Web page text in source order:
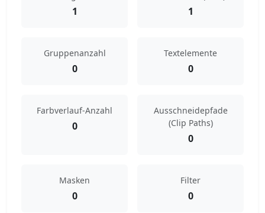
1 1
Gruppenanzahl
0
Textelemente
0
Farbverlauf-Anzahl
0
Ausschneidepfade
(Clip Paths)
0
Masken
0
Filter
0